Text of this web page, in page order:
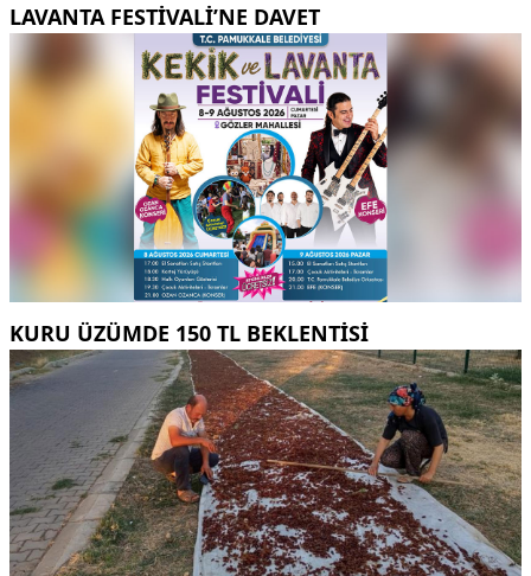
LAVANTA FESTIVALI’NE DAVET
KURU ÜZÜMDE 150 TL BEKLENTISI